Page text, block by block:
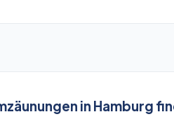
in Hamburg